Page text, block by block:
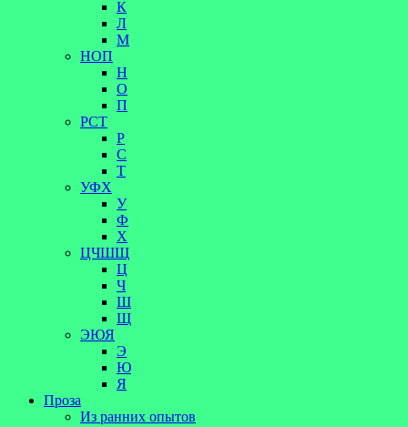
К
Л
М
НОП
Н
О
П
РСТ
Р
С
Т
УФХ
У
Ф
Х
ЦЧШЩ
Ц
Ч
Ш
Щ
ЭЮЯ
Э
Ю
Я
Проза
Из ранних опытов